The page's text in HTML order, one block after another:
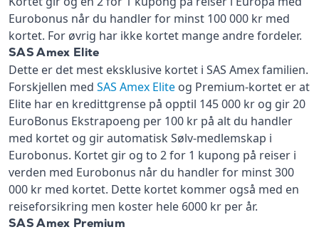
Eurobonus når du handler for minst 100 000 kr med
kortet. For øvrig har ikke kortet mange andre fordeler.
SAS Amex Elite
Dette er det mest eksklusive kortet i SAS Amex familien.
Forskjellen med SAS Amex Elite og Premium-kortet er at
Elite har en kredittgrense på opptil 145 000 kr og gir 20
EuroBonus Ekstrapoeng per 100 kr på alt du handler
med kortet og gir automatisk Sølv-medlemskap i
Eurobonus. Kortet gir og to 2 for 1 kupong på reiser i
verden med Eurobonus når du handler for minst 300
000 kr med kortet. Dette kortet kommer også med en
reiseforsikring men koster hele 6000 kr per år.
SAS Amex Premium